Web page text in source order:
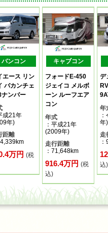
バンコン
エース リン
バカンチェ
ナンバー
成21年
年)
距離
万円(税
キャブコン
フォードE-450
ジェイコ メルボ
ーン ルーフエア
コン
年式
：平成21年
(2009年)
走行距離
：71,648km
916.4万円(税
込)
デ
年
年)
走
込)